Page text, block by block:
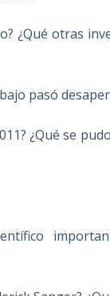
¿Qué otras
pasó
¿Qué se